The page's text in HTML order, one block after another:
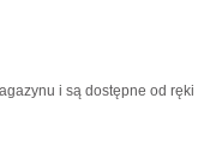
i są dostępne od ręki